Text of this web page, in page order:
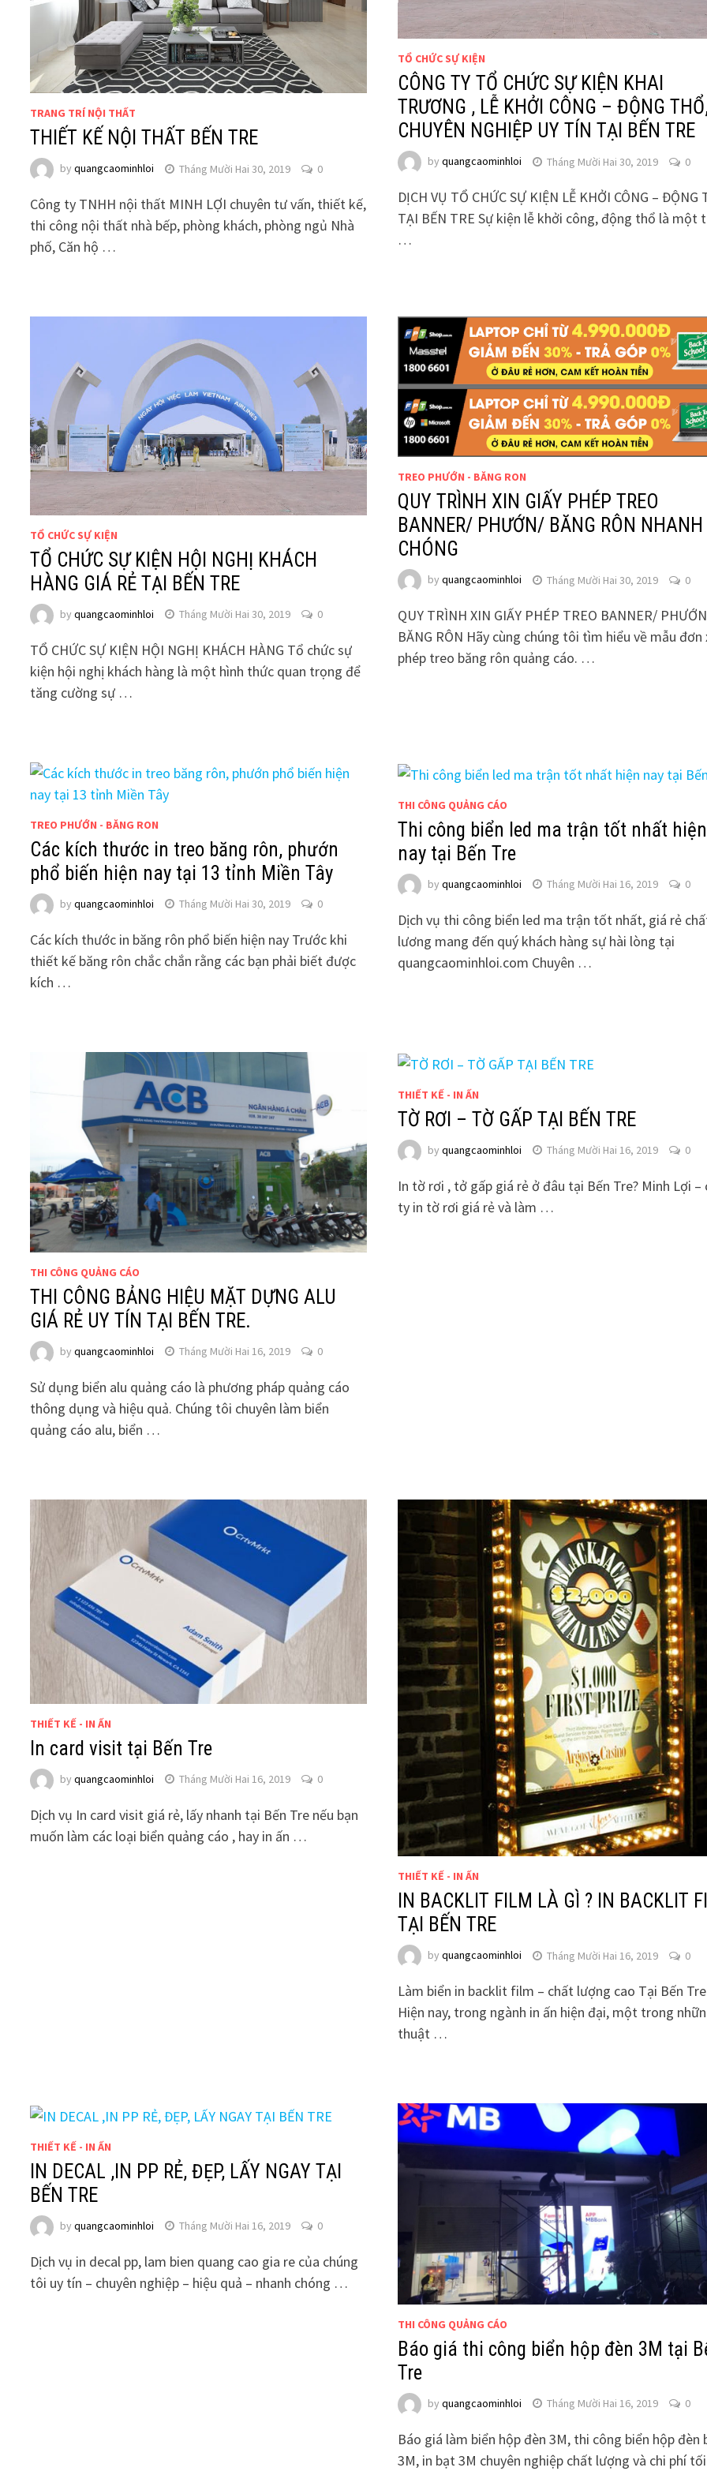
TRANG TRÍ NỘI THẤT
THIẾT KẾ NỘI THẤT BẾN TRE
byquangcaominhloi Tháng Mười Hai 30, 2019 0
Công ty TNHH nội thất MINH LỢI chuyên tư vấn, thiết kế,
thi công nội thất nhà bếp, phòng khách, phòng ngủ Nhà
phố, Căn hộ …
TỔ CHỨC SỰ KIỆN
CÔNG TY TỔ CHỨC SỰ KIỆN KHAI
TRƯƠNG , LỄ KHỞI CÔNG – ĐỘNG
CHUYÊN NGHIỆP UY TÍN TẠI BẾN TRE
by quangcaominhloi Tháng Mười Hai 30, 2019 0
DỊCH VỤ TỔ CHỨC SỰ KIỆN LỄ KHỞI CÔNG – ĐỘNG
TẠI BẾN TRE Sự kiện lễ khởi công, động thổ là một
…
TỔ CHỨC SỰ KIỆN
TỔ CHỨC SỰ KIỆN HỘI NGHỊ KHÁCH
HÀNG GIÁ RẺ TẠI BẾN TRE
byquangcaominhloi Tháng Mười Hai 30, 2019 0
TỔ CHỨC SỰ KIỆN HỘI NGHỊ KHÁCH HÀNG Tổ chức sự
kiện hội nghị khách hàng là một hình thức quan trọng để
tăng cường sự …
TREO PHƯỚN - BĂNG RON
QUY TRÌNH XIN GIẤY PHÉP TREO
BANNER/ PHƯỚN/ BĂNG RÔN NHANH
CHÓNG
by quangcaominhloi Tháng Mười Hai 30, 2019 0
QUY TRÌNH XIN GIẤY PHÉP TREO BANNER/
BĂNG RÔN Hãy cùng chúng tôi tìm hiểu về mẫu đơn
phép treo băng rôn quảng cáo. …
TREO PHƯỚN - BĂNG RON
Các kích thước in treo băng rôn, phướn
phổ biến hiện nay tại 13 tỉnh Miền Tây
byquangcaominhloi Tháng Mười Hai 30, 2019 0
Các kích thước in băng rôn phổ biến hiện nay Trước khi
thiết kế băng rôn chắc chắn rằng các bạn phải biết được
kích …
THI CÔNG QUẢNG CÁO
Thi công biển led ma trận tốt nhất hiện
nay tại Bến Tre
by quangcaominhloi Tháng Mười Hai 16, 2019 0
Dịch vụ thi công biển led ma trận tốt nhất, giá rẻ
lương mang đến quý khách hàng sự hài lòng tại
quangcaominhloi.com Chuyên …
THI CÔNG QUẢNG CÁO
THI CÔNG BẢNG HIỆU MẶT DỰNG ALU
GIÁ RẺ UY TÍN TẠI BẾN TRE.
byquangcaominhloi Tháng Mười Hai 16, 2019 0
Sử dụng biển alu quảng cáo là phương pháp quảng cáo
thông dụng và hiệu quả. Chúng tôi chuyên làm biển
quảng cáo alu, biển …
THIẾT KẾ - IN ẤN
TỜ RƠI – TỜ GẤP TẠI BẾN TRE
by quangcaominhloi Tháng Mười Hai 16, 2019 0
In tờ rơi , tở gấp giá rẻ ở đâu tại Bến Tre? Minh Lợi –
ty in tờ rơi giá rẻ và làm …
THIẾT KẾ - IN ẤN
In card visit tại Bến Tre
byquangcaominhloi Tháng Mười Hai 16, 2019 0
Dịch vụ In card visit giá rẻ, lấy nhanh tại Bến Tre nếu bạn
muốn làm các loại biển quảng cáo , hay in ấn …
THIẾT KẾ - IN ẤN
IN BACKLIT FILM LÀ GÌ ? IN BACKLIT
TẠI BẾN TRE
by quangcaominhloi Tháng Mười Hai 16, 2019 0
Làm biển in backlit film – chất lượng cao Tại Bến Tre
Hiện nay, trong ngành in ấn hiện đại, một trong
thuật …
THIẾT KẾ - IN ẤN
IN DECAL ,IN PP RẺ, ĐẸP, LẤY NGAY TẠI
BẾN TRE
byquangcaominhloi Tháng Mười Hai 16, 2019 0
Dịch vụ in decal pp, lam bien quang cao gia re của chúng
tôi uy tín – chuyên nghiệp – hiệu quả – nhanh chóng …
THI CÔNG QUẢNG CÁO
Báo giá thi công biển hộp đèn 3M tại
Tre
by quangcaominhloi Tháng Mười Hai 16, 2019 0
Báo giá làm biển hộp đèn 3M, thi công biển hộp đèn
3M, in bạt 3M chuyên nghiệp chất lượng và chi phí